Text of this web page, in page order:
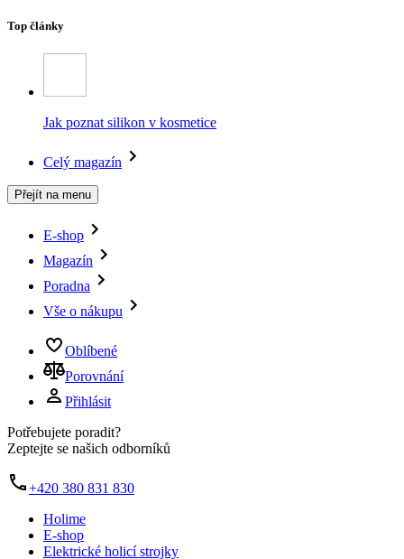
Top články
Jak poznat silikon v kosmetice
Celý magazín
Přejít na menu
E-shop
Magazín
Poradna
Vše o nákupu
Oblíbené
Porovnání
Přihlásit
Potřebujete poradit?
Zeptejte se našich odborníků
+420 380 831 830
Holime
E-shop
Elektrické holicí strojky